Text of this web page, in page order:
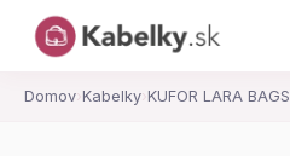
Domov› Kabelky› KUFOR LARA